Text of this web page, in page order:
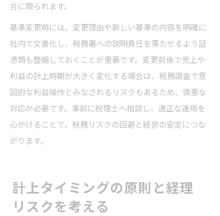
合に限られます。
基準変更時には、変更理由や新しい基準の内容を明確に
社内で文書化し、税務署への説明責任を果たせるよう証
憑類も整備しておくことが重要です。変更前後で売上や
利益の計上時期が大きく変化する場合は、税務調査で意
図的な利益操作とみなされるリスクもあるため、慎重な
対応が必要です。事前に税理士へ相談し、適正な運用を
心がけることで、税務リスクの回避と経営の安定につな
がります。
計上タイミングの原則と経理
リスクを考える